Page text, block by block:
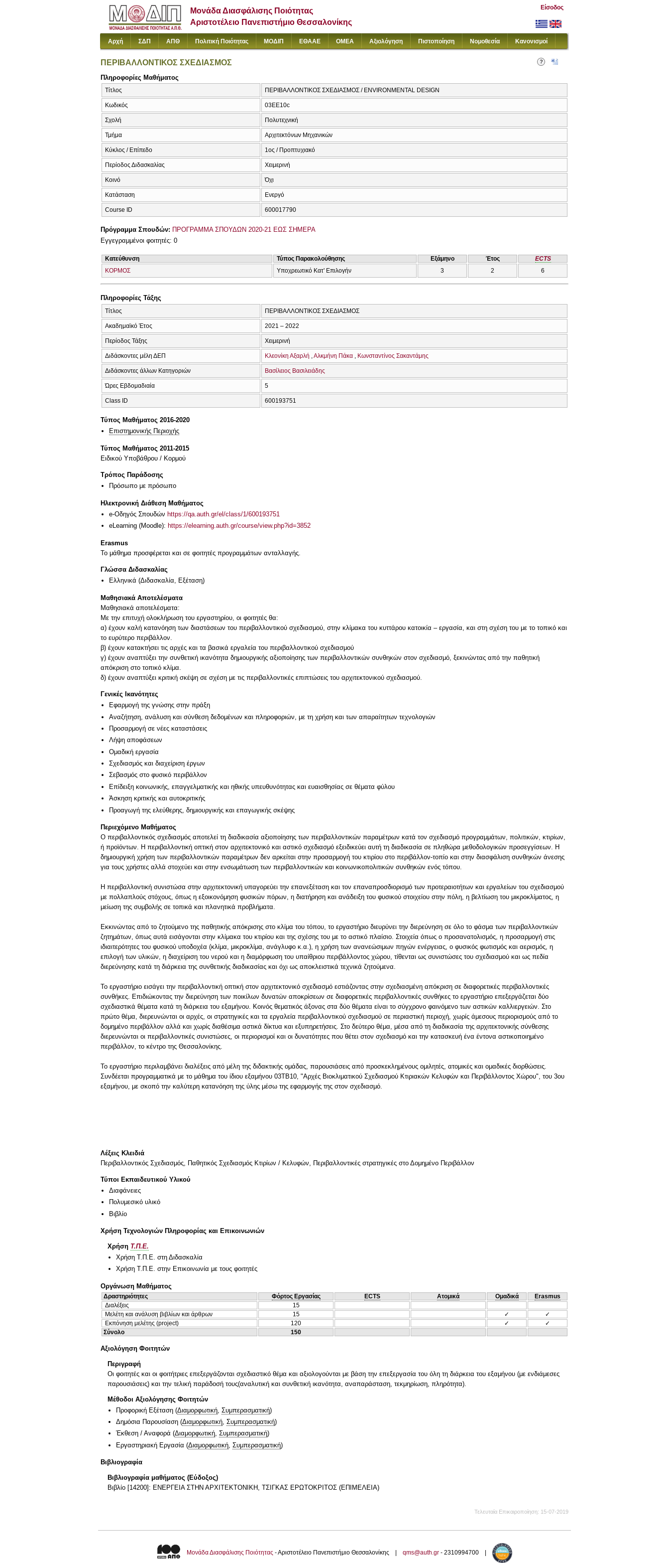
Μονάδα Διασφάλισης Ποιότητας
Αριστοτέλειο Πανεπιστήμιο Θεσσαλονίκης
Είσοδος
Αρχή ΣΔΠ ΑΠΘ Πολιτική Ποιότητας ΜΟΔΙΠ ΕΘΑΑΕ ΟΜΕΑ Αξιολόγηση Πιστοποίηση Νομοθεσία Κανονισμοί
ΠΕΡΙΒΑΛΛΟΝΤΙΚΟΣ ΣΧΕΔΙΑΣΜΟΣ
Πληροφορίες Μαθήματος
Τίτλος ΠΕΡΙΒΑΛΛΟΝΤΙΚΟΣ ΣΧΕΔΙΑΣΜΟΣ / ENVIRONMENTAL DESIGN
Κωδικός 03EE10c
Σχολή Πολυτεχνική
Τμήμα Αρχιτεκτόνων Μηχανικών
Κύκλος / Επίπεδο 1ος / Προπτυχιακό
Περίοδος Διδασκαλίας Χειμερινή
Κοινό Όχι
Κατάσταση Ενεργό
Course ID 600017790
Πρόγραμμα Σπουδών: ΠΡΟΓΡΑΜΜΑ ΣΠΟΥΔΩΝ 2020-21 ΕΩΣ ΣΗΜΕΡΑ
Εγγεγραμμένοι φοιτητές: 0
Κατεύθυνση Τύπος Παρακολούθησης Εξάμηνο Έτος
ECTS
ΚΟΡΜΟΣ
Υποχρεωτικό Κατ' Επιλογήν 3 2 6
Πληροφορίες Τάξης
Τίτλος ΠΕΡΙΒΑΛΛΟΝΤΙΚΟΣ ΣΧΕΔΙΑΣΜΟΣ
Ακαδημαϊκό Έτος 2021 – 2022
Περίοδος Τάξης Χειμερινή
Διδάσκοντες μέλη ΔΕΠ Κλεονίκη Αξαρλή Αλκμήνη Πάκα Κωνσταντίνος Σακαντάμης
Διδάσκοντες άλλων Κατηγοριών Βασίλειος Βασιλειάδης
Ώρες Εβδομαδιαία 5
Class ID 600193751
Τύπος Μαθήματος 2016-2020
Επιστημονικής Περιοχής
Τύπος Μαθήματος 2011-2015
Ειδικού Υποβάθρου / Κορμού
Τρόπος Παράδοσης
Πρόσωπο με πρόσωπο
Ηλεκτρονική Διάθεση Μαθήματος
e-Οδηγός Σπουδών https://qa.auth.gr/el/class/1/600193751
eLearning (Moodle): https://elearning.auth.gr/course/view.php?id=3852
Erasmus
Το μάθημα προσφέρεται και σε φοιτητές προγραμμάτων ανταλλαγής.
Γλώσσα Διδασκαλίας
Ελληνικά (Διδασκαλία, Εξέταση)
Μαθησιακά Αποτελέσματα
Μαθησιακά αποτελέσματα:
Με την επιτυχή ολοκλήρωση του εργαστηρίου, οι φοιτητές θα:
α) έχουν καλή κατανόηση των διαστάσεων του περιβαλλοντικού σχεδιασμού, στην κλίμακα του κυττάρου κατοικία – εργασία, και στη σχέση του με το τοπικό και
το ευρύτερο περιβάλλον.
β) έχουν κατακτήσει τις αρχές και τα βασικά εργαλεία του περιβαλλοντικού σχεδιασμού
γ) έχουν αναπτύξει την συνθετική ικανότητα δημιουργικής αξιοποίησης των περιβαλλοντικών συνθηκών στον σχεδιασμό, ξεκινώντας από την παθητική
απόκριση στο τοπικό κλίμα.
δ) έχουν αναπτύξει κριτική σκέψη σε σχέση με τις περιβαλλοντικές επιπτώσεις του αρχιτεκτονικού σχεδιασμού.
Γενικές Ικανότητες
Εφαρμογή της γνώσης στην πράξη
Αναζήτηση, ανάλυση και σύνθεση δεδομένων και πληροφοριών, με τη χρήση και των απαραίτητων τεχνολογιών
Προσαρμογή σε νέες καταστάσεις
Λήψη αποφάσεων
Ομαδική εργασία
Σχεδιασμός και διαχείριση έργων
Σεβασμός στο φυσικό περιβάλλον
Επίδειξη κοινωνικής, επαγγελματικής και ηθικής υπευθυνότητας και ευαισθησίας σε θέματα φύλου
Άσκηση κριτικής και αυτοκριτικής
Προαγωγή της ελεύθερης, δημιουργικής και επαγωγικής σκέψης
Περιεχόμενο Μαθήματος
Ο περιβαλλοντικός σχεδιασμός αποτελεί τη διαδικασία αξιοποίησης των περιβαλλοντικών παραμέτρων κατά τον σχεδιασμό προγραμμάτων, πολιτικών, κτιρίων,
ή προϊόντων. Η περιβαλλοντική οπτική στον αρχιτεκτονικό και αστικό σχεδιασμό εξειδικεύει αυτή τη διαδικασία σε πληθώρα μεθοδολογικών προσεγγίσεων. Η
δημιουργική χρήση των περιβαλλοντικών παραμέτρων δεν αρκείται στην προσαρμογή του κτιρίου στο περιβάλλον-τοπίο και στην διασφάλιση συνθηκών άνεσης
για τους χρήστες αλλά στοχεύει και στην ενσωμάτωση των περιβαλλοντικών και κοινωνικοπολιτικών συνθηκών ενός τόπου.
Η περιβαλλοντική συνιστώσα στην αρχιτεκτονική υπαγορεύει την επανεξέταση και τον επαναπροσδιορισμό των προτεραιοτήτων και εργαλείων του σχεδιασμού
με πολλαπλούς στόχους, όπως η εξοικονόμηση φυσικών πόρων, η διατήρηση και ανάδειξη του φυσικού στοιχείου στην πόλη, η βελτίωση του μικροκλίματος, η
μείωση της συμβολής σε τοπικά και πλανητικά προβλήματα.
Εκκινώντας από το ζητούμενο της παθητικής απόκρισης στο κλίμα του τόπου, το εργαστήριο διευρύνει την διερεύνηση σε όλο το φάσμα των περιβαλλοντικών
ζητημάτων, όπως αυτά εισάγονται στην κλίμακα του κτιρίου και της σχέσης του με το αστικό πλαίσιο. Στοιχεία όπως ο προσανατολισμός, η προσαρμογή στις
ιδιαιτερότητες του φυσικού υποδοχέα (κλίμα, μικροκλίμα, ανάγλυφο κ.α.), η χρήση των ανανεώσιμων πηγών ενέργειας, ο φυσικός φωτισμός και αερισμός, η
επιλογή των υλικών, η διαχείριση του νερού και η διαμόρφωση του υπαίθριου περιβάλλοντος χώρου, τίθενται ως συνιστώσες του σχεδιασμού και ως πεδία
διερεύνησης κατά τη διάρκεια της συνθετικής διαδικασίας και όχι ως αποκλειστικά τεχνικά ζητούμενα.
Το εργαστήριο εισάγει την περιβαλλοντική οπτική στον αρχιτεκτονικό σχεδιασμό εστιάζοντας στην σχεδιασμένη απόκριση σε διαφορετικές περιβαλλοντικές
συνθήκες. Επιδιώκοντας την διερεύνηση των ποικίλων δυνατών αποκρίσεων σε διαφορετικές περιβαλλοντικές συνθήκες το εργαστήριο επεξεργάζεται δύο
σχεδιαστικά θέματα κατά τη διάρκεια του εξαμήνου. Κοινός θεματικός άξονας στα δύο θέματα είναι το σύγχρονο φαινόμενο των αστικών καλλιεργειών. Στο
πρώτο θέμα, διερευνώνται οι αρχές, οι στρατηγικές και τα εργαλεία περιβαλλοντικού σχεδιασμού σε περιαστική περιοχή, χωρίς άμεσους περιορισμούς από το
δομημένο περιβάλλον αλλά και χωρίς διαθέσιμα αστικά δίκτυα και εξυπηρετήσεις. Στο δεύτερο θέμα, μέσα από τη διαδικασία της αρχιτεκτονικής σύνθεσης
διερευνώνται οι περιβαλλοντικές συνιστώσες, οι περιορισμοί και οι δυνατότητες που θέτει στον σχεδιασμό και την κατασκευή ένα έντονα αστικοποιημένο
περιβάλλον, το κέντρο της Θεσσαλονίκης.
Το εργαστήριο περιλαμβάνει διαλέξεις από μέλη της διδακτικής ομάδας, παρουσιάσεις από προσκεκλημένους ομιλητές, ατομικές και ομαδικές διορθώσεις.
Συνδέεται προγραμματικά με το μάθημα του ίδιου εξαμήνου 03ΤΒ10, "Αρχές Βιοκλιματικού Σχεδιασμού Κτιριακών Κελυφών και Περιβάλλοντος Χώρου", του 3ου
εξαμήνου, με σκοπό την καλύτερη κατανόηση της ύλης μέσω της εφαρμογής της στον σχεδιασμό.
Λέξεις Κλειδιά
Περιβαλλοντικός Σχεδιασμός, Παθητικός Σχεδιασμός Κτιρίων / Κελυφών, Περιβαλλοντικές στρατηγικές στο Δομημένο Περιβάλλον
Τύποι Εκπαιδευτικού Υλικού
Διαφάνειες
Πολυμεσικό υλικό
Βιβλίο
Χρήση Τεχνολογιών Πληροφορίας και Επικοινωνιών
Χρήση Τ.Π.Ε.
Χρήση Τ.Π.Ε. στη Διδασκαλία
Χρήση Τ.Π.Ε. στην Επικοινωνία με τους φοιτητές
Οργάνωση Μαθήματος
Δραστηριότητες Φόρτος Εργασίας ECTS Ατομικά Ομαδικά
Erasmus
Διαλέξεις
15
Μελέτη και ανάλυση βιβλίων και άρθρων
15 ✓
✓
Εκπόνηση μελέτης (project)
120 ✓
✓
Σύνολο
150
Αξιολόγηση Φοιτητών
Περιγραφή
Οι φοιτητές και οι φοιτήτριες επεξεργάζονται σχεδιαστικό θέμα και αξιολογούνται με βάση την επεξεργασία του όλη τη διάρκεια του εξαμήνου (με ενδιάμεσες
παρουσιάσεις) και την τελική παράδοσή τους(αναλυτική και συνθετική ικανότητα, αναπαράσταση, τεκμηρίωση, πληρότητα).
Μέθοδοι Αξιολόγησης Φοιτητών
Προφορική Εξέταση (Διαμορφωτική Συμπερασματική)
Δημόσια Παρουσίαση (Διαμορφωτική, Συμπερασματική)
Έκθεση / Αναφορά (Διαμορφωτική, Συμπερασματική)
Εργαστηριακή Εργασία (Διαμορφωτική Συμπερασματική)
Βιβλιογραφία
Βιβλιογραφία μαθήματος (Εύδοξος)
Βιβλίο [14200]: ENEPΓEIA ΣTHN APXITEKTONIKH, TΣIΓKAΣ EPΩTOKPITOΣ (ΕΠΙΜΕΛΕΙΑ)
Τελευταία Επικαιροποίηση 15-07-2019
Μονάδα Διασφάλισης Ποιότητας - Αριστοτέλειο Πανεπιστήμιο Θεσσαλονίκης | qms@auth.gr - 2310994700 |